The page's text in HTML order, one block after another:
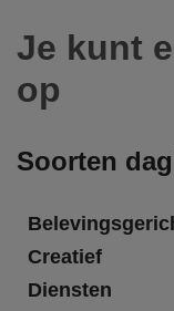
Je kunt
op
Soorten
Creatief
Diensten